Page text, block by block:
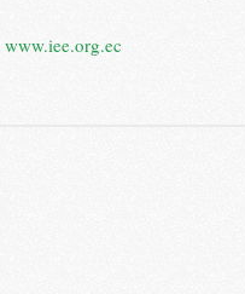
www.iee.org.ec